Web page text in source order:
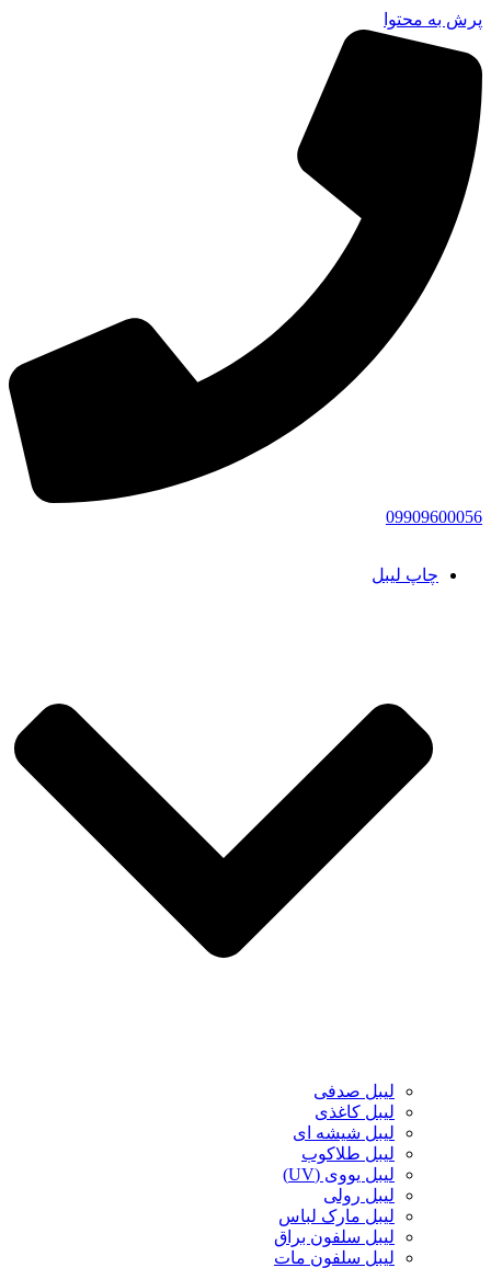
پرش به محتوا
09909600056
چاپ لیبل
لیبل صدفی
لیبل کاغذی
لیبل شیشه ای
لیبل طلاکوب
لیبل یووی (UV)
لیبل رولی
لیبل مارک لباس
لیبل سلفون براق
لیبل سلفون مات